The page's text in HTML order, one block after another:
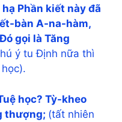
hạ Phần kiết này đã
bàn A-na-hàm,
gọi là Tăng
ý tu Định nữa thì
học? Tỳ-kheo
thượng; (tất nhiên